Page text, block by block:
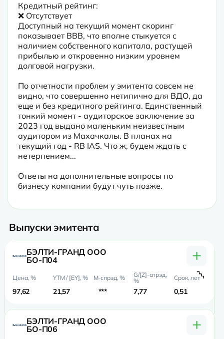
Кредитный рейтинг:
❌ Отсутствует
Доступный на текущий момент скоринг
показывает BBB, что вполне стыкуется с
наличием собственного капитала, растущей
прибылью и откровенно низким уровнем
долговой нагрузки.
По отчетности проблем у эмитента совсем не
видно, что совершенно нетипично для ВДО, да
еще и без кредитного рейтинга. Единственный
тонкий момент - аудиторское заключение за
2023 год выдано маленьким неизвестным
аудитором из Махачкалы. В планах на
текущий год - RB IAS. Что ж, будем ждать с
нетерпением...
Ответы на дополнительные вопросы по
бизнесу компании будут чуть позже.
Выпуски эмитента
БЭЛТИ-ГРАНД ООО
БО-П04
+
97,62 21,57 *** 7,77 0,51
БЭЛТИ-ГРАНД ООО
БО-П06
+